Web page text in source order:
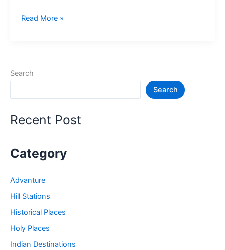
10+
जगह
Places
Read More »
Search
Search
Recent Post
Category
Advanture
Hill Stations
Historical Places
Holy Places
Indian Destinations